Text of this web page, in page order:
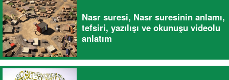
Nasr suresi, Nasr suresinin anlamı,
tefsiri, yazılışı ve okunuşu videolu
anlatım